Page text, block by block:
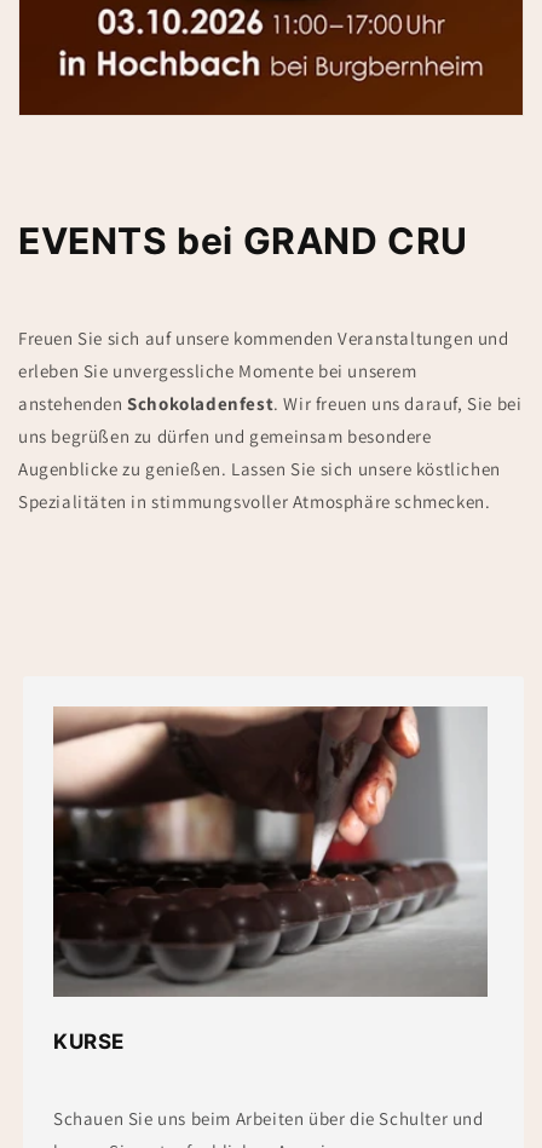
EVENTS bei GRAND CRU
Freuen Sie sich auf unsere kommenden Veranstaltungen und
erleben Sie unvergessliche Momente bei unserem
anstehendenSchokoladenfest. Wir freuen uns darauf, Sie bei
uns begrüßen zu dürfen und gemeinsam besondere
Augenblicke zu genießen. Lassen Sie sich unsere köstlichen
Spezialitäten in stimmungsvoller Atmosphäre schmecken.
KURSE
Schauen Sie uns beim Arbeiten über die Schulter und